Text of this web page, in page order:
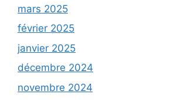
mars 2025
février 2025
janvier 2025
décembre 2024
novembre 2024